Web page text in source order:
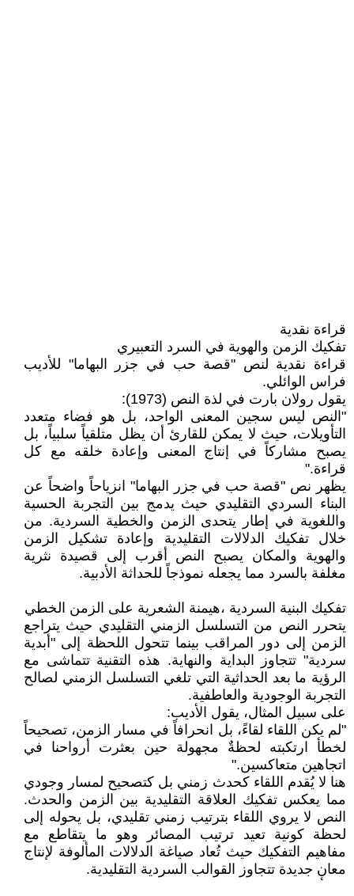
قراءة نقدية
تفكيك الزمن والهوية في السرد التعبيري
قراءة نقدية لنص "قصة حب في جزر البهاما" للأديب
فراس الوائلي.
يقول رولان بارت في لذة النص (1973):
"النص ليس سجين المعنى الواحد، بل هو فضاء متعدد
التأويلات، حيث لا يمكن للقارئ أن يظل متلقياً سلبياً، بل
يصبح مشاركاً في إنتاج المعنى وإعادة خلقه مع كل
قراءة."
يظهر نص "قصة حب في جزر البهاما" انزياحاً واضحاً عن
البناء السردي التقليدي حيث يدمج بين التجربة الحسية
واللغوية في إطار يتحدى الزمن والخطية السردية. من
خلال تفكيك الدلالات التقليدية وإعادة تشكيل الزمن
والهوية والمكان يصبح النص أقرب إلى قصيدة نثرية
مغلفة بالسرد مما يجعله نموذجاً للحداثة الأدبية.
تفكيك البنية السردية ،هيمنة الشعرية على الزمن الخطي
يتحرر النص من التسلسل الزمني التقليدي حيث يتراجع
الزمن إلى دور المراقب بينما تتحول اللحظة إلى "أبدية
سردية" تتجاوز البداية والنهاية. هذه التقنية تتماشى مع
الرؤية ما بعد الحداثية التي تلغي التسلسل الزمني لصالح
التجربة الوجودية والعاطفية.
على سبيل المثال، يقول الأديب:
"لم يكن اللقاء لقاءً، بل انحرافاً في مسار الزمن، تصحيحاً
لخطأ ارتكبته لحظةٌ مجهولة حين بعثرت أرواحنا في
اتجاهين متعاكسين."
هنا لا يُقدم اللقاء كحدث زمني بل كتصحيح لمسار وجودي
مما يعكس تفكيك العلاقة التقليدية بين الزمن والحدث.
النص لا يروي اللقاء بترتيب زمني تقليدي، بل يحوله إلى
لحظة كونية تعيد ترتيب المصائر وهو ما يتقاطع مع
مفاهيم التفكيك حيث تُعاد صياغة الدلالات المألوفة لإنتاج
معانٕ جديدة تتجاوز القوالب السردية التقليدية.